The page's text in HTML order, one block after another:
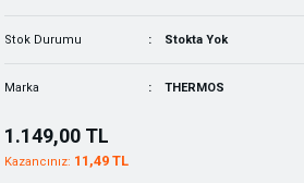
Stok Durumu Stokta Yok
Marka THERMOS
1.149,00 TL
Kazancınız: 11,49 TL